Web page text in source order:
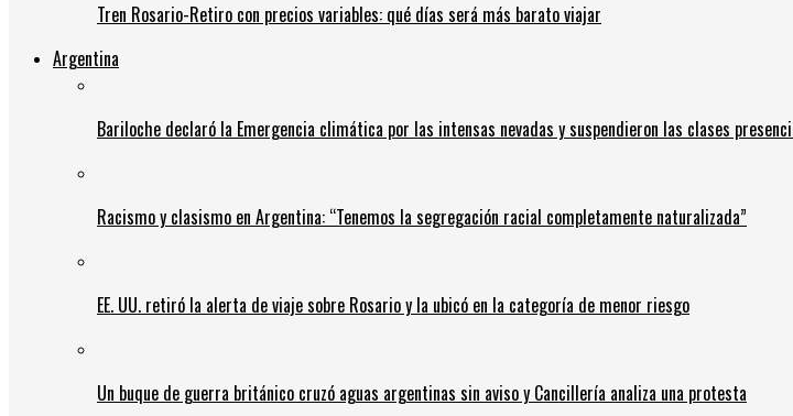
Tren Rosario-Retiro con precios variables: qué días será más barato viajar
Argentina
Bariloche declaró la Emergencia climática por las intensas nevadas y suspendieron las clases
Racismo y clasismo en Argentina: “Tenemos la segregación racial completamente naturalizada”
EE. UU. retiró la alerta de viaje sobre Rosario y la ubicó en la categoría de menor riesgo
Un buque de guerra británico cruzó aguas argentinas sin aviso y Cancillería analiza una protesta